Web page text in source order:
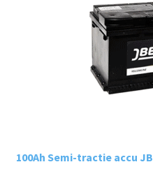
100Ah Semi-tractie accu